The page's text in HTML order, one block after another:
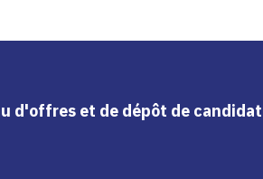
d'offres et de dépôt de